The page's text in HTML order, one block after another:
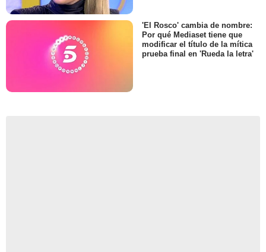
'El Rosco' cambia de nombre:
Por qué Mediaset tiene que
modificar el título de la mítica
prueba final en 'Rueda la letra'